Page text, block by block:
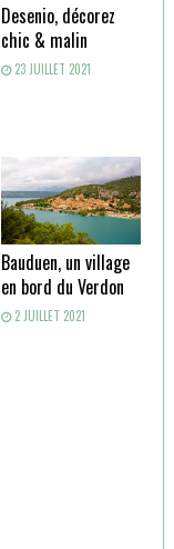
Desenio, décorez
chic & malin
23 JUILLET 2021
Bauduen, un village
en bord du Verdon
2 JUILLET 2021